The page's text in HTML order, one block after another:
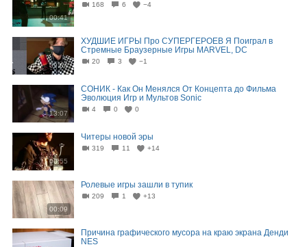
00:41
168 6 −4
09:04
ХУДШИЕ ИГРЫ Про СУПЕРГЕРОЕВ Я Поиграл в
Стремные Браузерные Игры MARVEL, DC
20 3 −1
13:07
СОНИК - Как Он Менялся От Концепта до Фильма
Эволюция Игр и Мультов Sonic
4 0 0
00:55
Читеры новой эры
319 11 +14
00:09
Ролевые игры зашли в тупик
209 1 +13
Причина графического мусора на краю экрана Денди
NES